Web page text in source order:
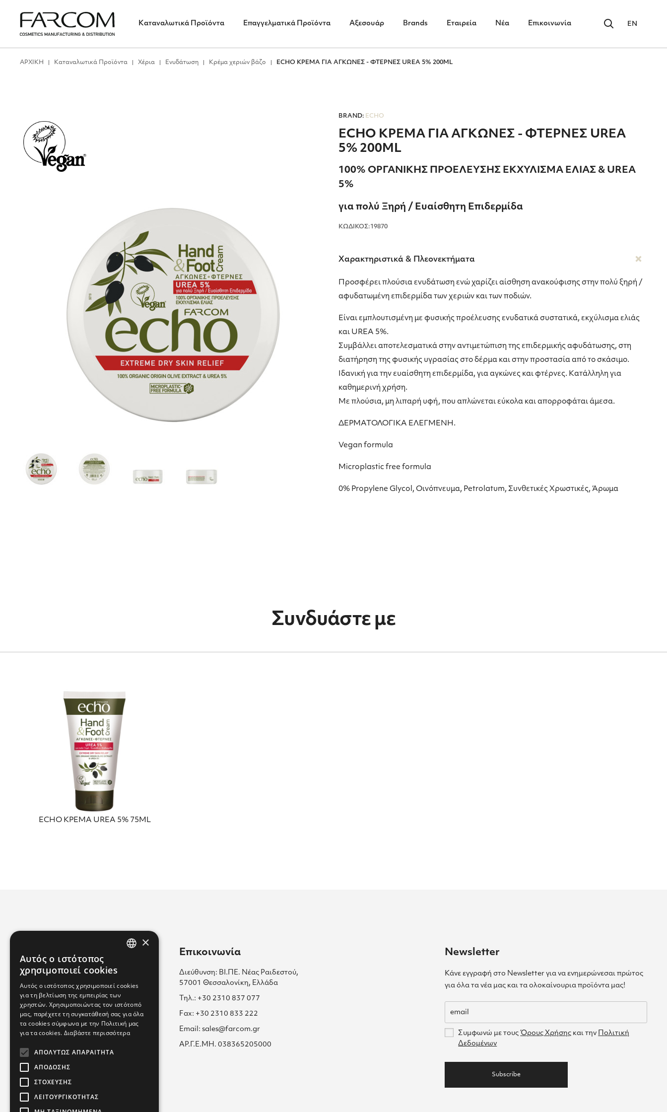
Καταναλωτικά Προϊόντα Επαγγελματικά Προϊόντα Αξεσουάρ Brands Εταιρεία Νέα Επικοινωνία EN
ΑΡΧΙΚΗ Καταναλωτικά Προϊόντα Χέρια Ενυδάτωση Κρέμα χεριών βάζο ECHO ΚΡΕΜΑ ΓΙΑ AΓΚΩΝΕΣ - ΦΤΕΡΝΕΣ UREA 5% 200ML
BRAND: ECHO
ECHO ΚΡΕΜΑ ΓΙΑ AΓΚΩΝΕΣ - ΦΤΕΡΝΕΣ UREA
5% 200ML
100% ΟΡΓΑΝΙΚΗΣ ΠΡΟΕΛΕΥΣΗΣ ΕΚΧΥΛΙΣΜΑ ΕΛΙΑΣ & UREA
5%
για πολύ Ξηρή / Ευαίσθητη Επιδερμίδα
ΚΩΔΙΚΟΣ:19870
Χαρακτηριστικά & Πλεονεκτήματα
Προσφέρει πλούσια ενυδάτωση ενώ χαρίζει αίσθηση ανακούφισης στην πολύ ξηρή /
αφυδατωμένη επιδερμίδα των χεριών και των ποδιών.
Είναι εμπλουτισμένη με φυσικής προέλευσης ενυδατικά συστατικά, εκχύλισμα ελιάς
και UREA 5%.
Συμβάλλει αποτελεσματικά στην αντιμετώπιση της επιδερμικής αφυδάτωσης, στη
διατήρηση της φυσικής υγρασίας στο δέρμα και στην προστασία από το σκάσιμο.
Ιδανική για την ευαίσθητη επιδερμίδα, για αγκώνες και φτέρνες. Κατάλληλη για
καθημερινή χρήση.
Με πλούσια, μη λιπαρή υφή, που απλώνεται εύκολα και απορροφάται άμεσα.
ΔΕΡΜΑΤΟΛΟΓΙΚΑ ΕΛΕΓΜΕΝΗ.
Vegan formula
Microplastic free formula
0% Propylene Glycol, Οινόπνευμα, Petrolatum, Συνθετικές Χρωστικές, Άρωμα
Συνδυάστε με
ECHO ΚΡΕΜΑ UREA 5% 75ML
Χρήσιμοι Σύνδεσμοι
Επικοινωνία
Πολιτική Cookies
Καριέρα μαζί μας
Όροι Χρήσης
Πολιτική Απορρήτου
Επικοινωνία
Διεύθυνση: ΒΙ.ΠΕ. Νέας Ραιδεστού,
57001 Θεσσαλονίκη, Ελλάδα
Τηλ.: +30 2310 837 077
Fax: +30 2310 833 222
Email: sales@farcom.gr
ΑΡ.Γ.Ε.ΜΗ. 038365205000
Newsletter
Κάνε εγγραφή στο Newsletter για να ενημερώνεσαι πρώτος
για όλα τα νέα μας και τα ολοκαίνουρια προϊόντα μας!
Συμφωνώ με τουςΌρους Χρήσης και την Πολιτική
Δεδομένων
Subscribe
×
Αυτός ο ιστότοπος
χρησιμοποιεί cookies
Αυτός ο ιστότοπος χρησιμοποιεί cookies
για τη βελτίωση της εμπειρίας των
χρηστών. Χρησιμοποιώντας τον ιστότοπό
μας, παρέχετε τη συγκατάθεσή σας για όλα
τα cookies σύμφωνα με την Πολιτική μας
για τα cookies. Διαβάστε περισσότερα
ΑΠΟΛΎΤΩΣ ΑΠΑΡΑΊΤΗΤΑ
ΑΠΌΔΟΣΗΣ
ΣΤΌΧΕΥΣΗΣ
ΛΕΙΤΟΥΡΓΙΚΌΤΗΤΑΣ